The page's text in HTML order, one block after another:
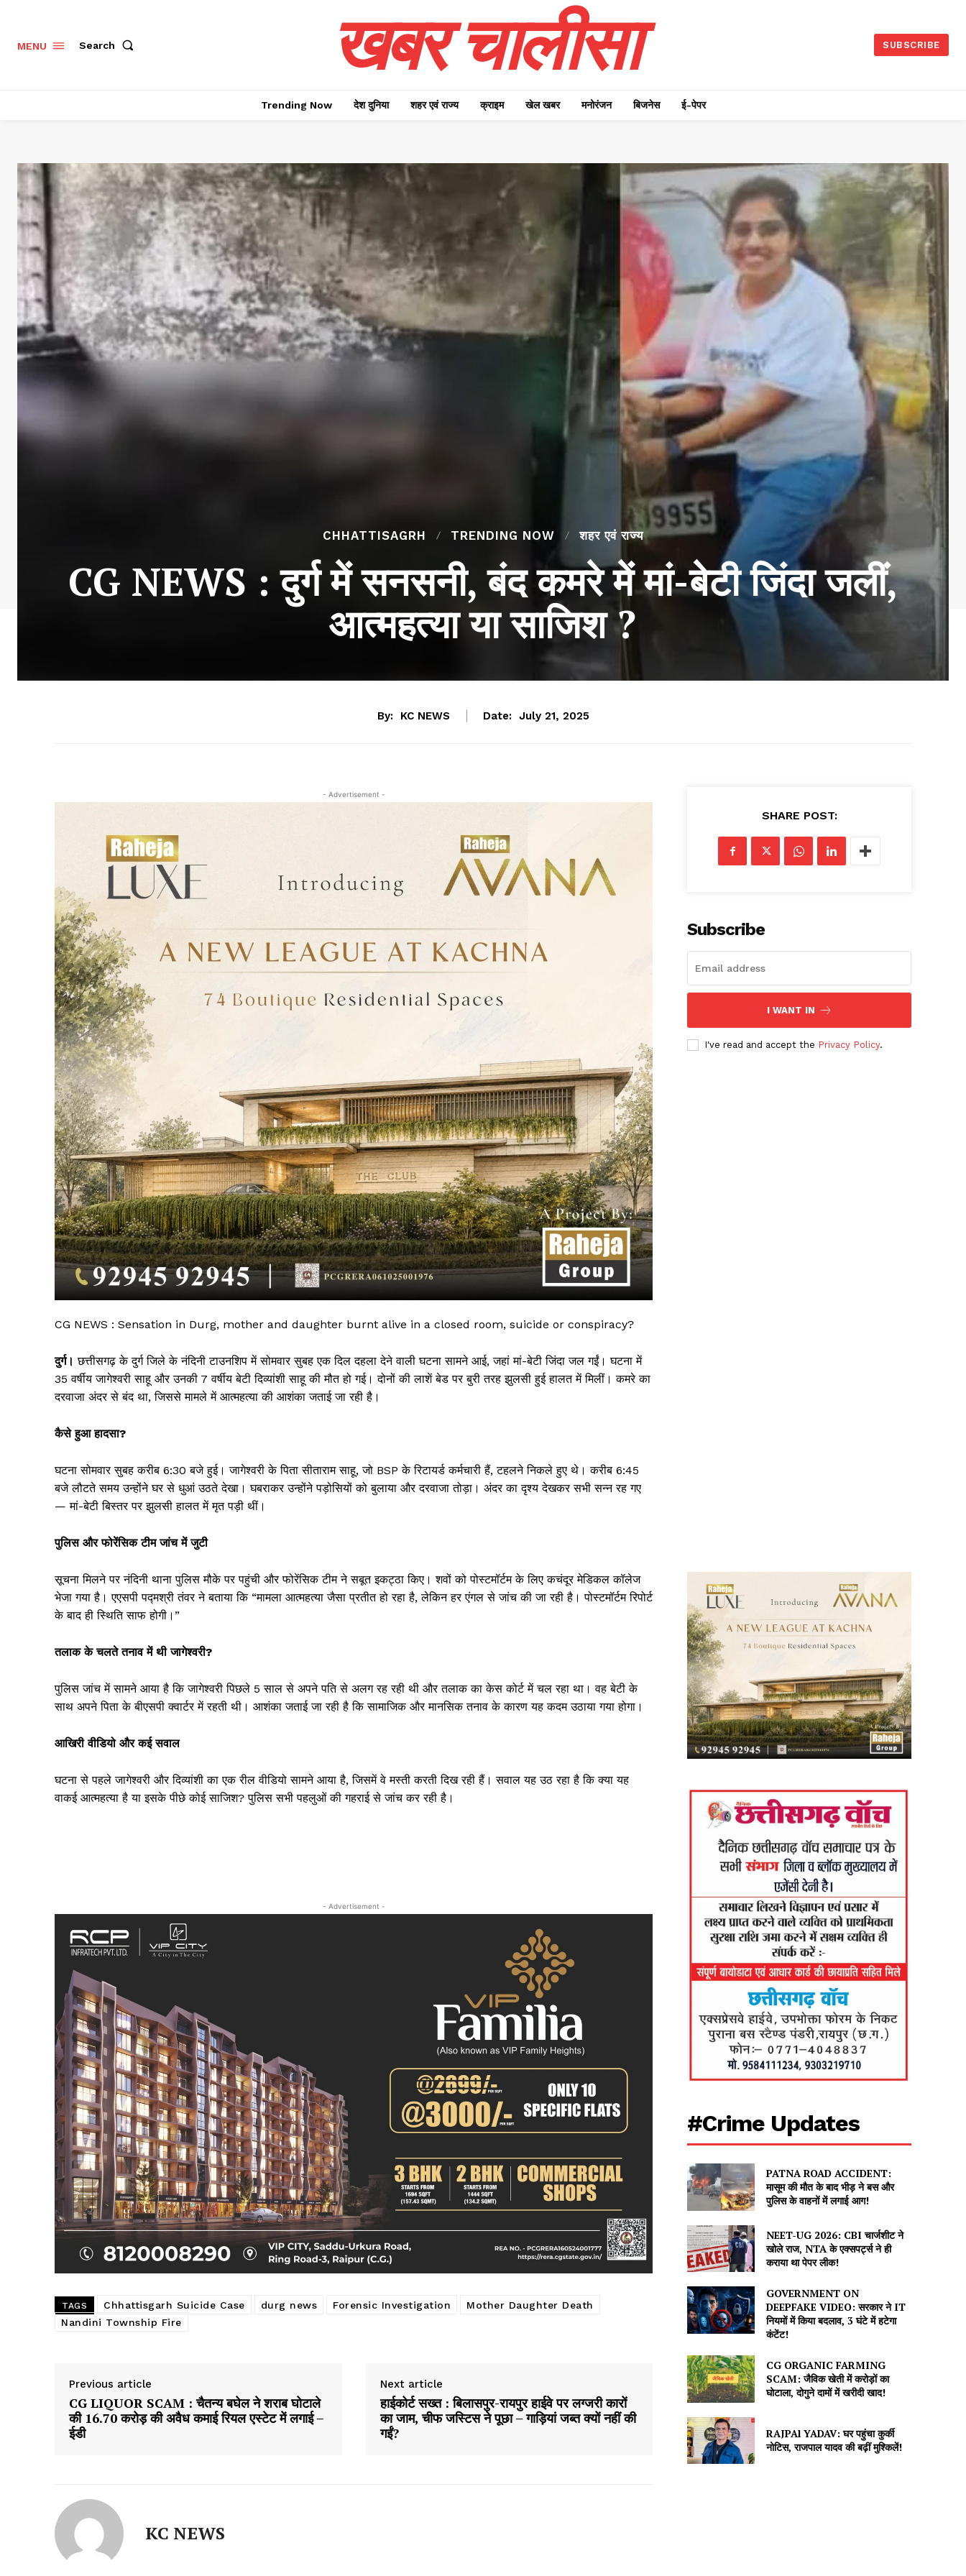
सिर्फ सच !!!
देश दुनिया
शहर एवं राज्य
ई-पेपर
MENU Search खबर चालीसा SUBSCRIBE
Trending Now देश दुनिया शहर एवं राज्य क्राइम खेल खबर मनोरंजन बिजनेस ई-पेपर
CHHATTISAGRH TRENDING NOW शहर एवं राज्य
CG NEWS : दुर्ग में सनसनी, बंद कमरे में मां-बेटी जिंदा जलीं,
आत्महत्या या साजिश ?
By: KC NEWS Date: July 21, 2025
- Advertisement -
CG NEWS : Sensation in Durg, mother and daughter burnt alive in a closed room, suicide or conspiracy?
दुर्ग। छत्तीसगढ़ के दुर्ग जिले के नंदिनी टाउनशिप में सोमवार सुबह एक दिल दहला देने वाली घटना सामने आई, जहां मां-बेटी जिंदा जल गईं। घटना में
35 वर्षीय जागेश्वरी साहू और उनकी 7 वर्षीय बेटी दिव्यांशी साहू की मौत हो गई। दोनों की लाशें बेड पर बुरी तरह झुलसी हुई हालत में मिलीं। कमरे का
दरवाजा अंदर से बंद था, जिससे मामले में आत्महत्या की आशंका जताई जा रही है।
कैसे हुआ हादसा?
घटना सोमवार सुबह करीब 6:30 बजे हुई। जागेश्वरी के पिता सीताराम साहू, जो BSP के रिटायर्ड कर्मचारी हैं, टहलने निकले हुए थे। करीब 6:45
बजे लौटते समय उन्होंने घर से धुआं उठते देखा। घबराकर उन्होंने पड़ोसियों को बुलाया और दरवाजा तोड़ा। अंदर का दृश्य देखकर सभी सन्न रह गए
— मां-बेटी बिस्तर पर झुलसी हालत में मृत पड़ी थीं।
पुलिस और फोरेंसिक टीम जांच में जुटी
सूचना मिलने पर नंदिनी थाना पुलिस मौके पर पहुंची और फोरेंसिक टीम ने सबूत इकट्ठा किए। शवों को पोस्टमॉर्टम के लिए कचंदूर मेडिकल कॉलेज
भेजा गया है। एएसपी पद्मश्री तंवर ने बताया कि “मामला आत्महत्या जैसा प्रतीत हो रहा है, लेकिन हर एंगल से जांच की जा रही है। पोस्टमॉर्टम रिपोर्ट
के बाद ही स्थिति साफ होगी।”
तलाक के चलते तनाव में थी जागेश्वरी?
पुलिस जांच में सामने आया है कि जागेश्वरी पिछले 5 साल से अपने पति से अलग रह रही थी और तलाक का केस कोर्ट में चल रहा था। वह बेटी के
साथ अपने पिता के बीएसपी क्वार्टर में रहती थी। आशंका जताई जा रही है कि सामाजिक और मानसिक तनाव के कारण यह कदम उठाया गया होगा।
आखिरी वीडियो और कई सवाल
घटना से पहले जागेश्वरी और दिव्यांशी का एक रील वीडियो सामने आया है, जिसमें वे मस्ती करती दिख रही हैं। सवाल यह उठ रहा है कि क्या यह
वाकई आत्महत्या है या इसके पीछे कोई साजिश? पुलिस सभी पहलुओं की गहराई से जांच कर रही है।
- Advertisement -
TAGS Chhattisgarh Suicide Case durg news Forensic Investigation
Mother Daughter Death
Nandini Township Fire
Previous article
CG LIQUOR SCAM : चैतन्य बघेल ने शराब घोटाले
की 16.70 करोड़ की अवैध कमाई रियल एस्टेट में लगाई –
ईडी
Next article
हाईकोर्ट सख्त : बिलासपुर-रायपुर हाईवे पर लग्जरी कारों
का जाम, चीफ जस्टिस ने पूछा – गाड़ियां जब्त क्यों नहीं की
गईं?
KC NEWS
SHARE POST:
Subscribe
I WANT IN
I've read and accept the Privacy Policy.
#Crime Updates
PATNA ROAD ACCIDENT:
मासूम की मौत के बाद भीड़ ने बस और
पुलिस के वाहनों में लगाई आग!
NEET-UG 2026: CBI चार्जशीट ने
खोले राज, NTA के एक्सपर्ट्स ने ही
कराया था पेपर लीक!
GOVERNMENT ON
DEEPFAKE VIDEO: सरकार ने IT
नियमों में किया बदलाव, 3 घंटे में हटेगा
कंटेंट!
CG ORGANIC FARMING
SCAM: जैविक खेती में करोड़ों का
घोटाला, दोगुने दामों में खरीदी खाद!
RAJPAl YADAV: घर पहुंचा कुर्की
नोटिस, राजपाल यादव की बढ़ीं मुश्किलें!